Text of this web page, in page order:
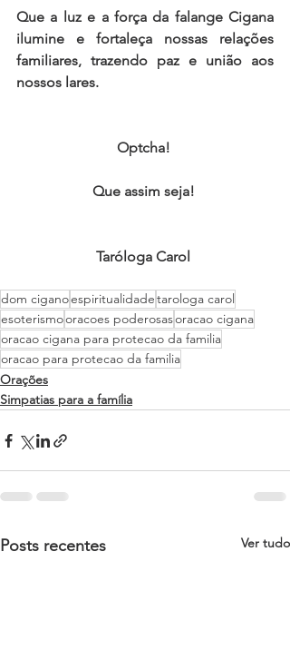
Que a luz e a força da falange Cigana
ilumine e fortaleça nossas relações
familiares, trazendo paz e união aos
nossos lares.
Optcha!
Que assim seja!
Taróloga Carol
dom ciganoespiritualidadetarologa carol
esoterismooracoes poderosasoracao cigana
oracao cigana para protecao da familia
oracao para protecao da familia
Orações
Simpatias para a família
Posts recentes Ver tudo